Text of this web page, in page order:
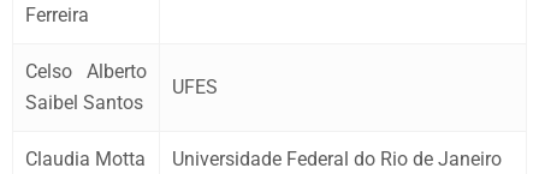
Ferreira
Celso Alberto
Saibel Santos
UFES
Claudia Motta Universidade Federal do Rio de Janeiro